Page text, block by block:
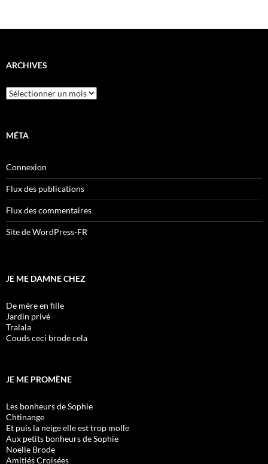
ARCHIVES
Archives
MÉTA
Connexion
Flux des publications
Flux des commentaires
Site de WordPress-FR
JE ME DAMNE CHEZ
De mère en fille
Jardin privé
Tralala
Couds ceci brode cela
JE ME PROMÈNE
Les bonheurs de Sophie
Chtinange
Et puis la neige elle est trop molle
Aux petits bonheurs de Sophie
Noëlle Brode
Amitiés Croisées